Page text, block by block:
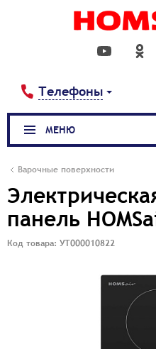
Телефоны
Варочные поверхности
панель
Код товара: УТ000010822
МЕНЮ